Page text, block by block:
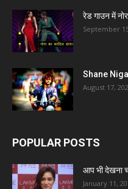
रेड गाउन में
September
Shane
August 17,
POPULAR POSTS
आप भी देखना
January 11,